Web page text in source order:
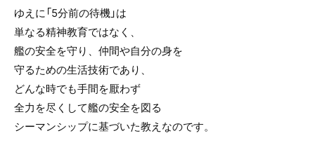
ゆえに「5分前の待機」は
単なる精神教育ではなく、
艦の安全を守り、仲間や自分の身を
守るための生活技術であり、
どんな時でも手間を厭わず
全力を尽くして艦の安全を図る
シーマンシップに基づいた教えなのです。